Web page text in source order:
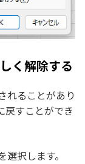
く解除する
れることがあり
戻すことができ
択します。